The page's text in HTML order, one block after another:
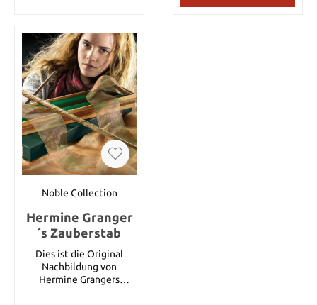
Klingenbreite: 4,1 cm
Klingendicke: 0,5 cm
Gewicht: 593 g
Noble Collection
Hermine Granger
´s Zauberstab
Dies ist die Original
Nachbildung von
Hermine Grangers